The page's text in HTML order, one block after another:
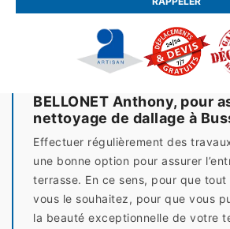
BELLONET Anthony, pour
nettoyage de dallage à
Effectuer régulièrement des
une bonne option pour assurer
terrasse. En ce sens, pour que
vous le souhaitez, pour que vous
la beauté exceptionnelle de votre